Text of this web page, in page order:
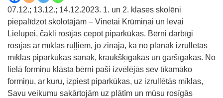
07.12.; 13.12.; 14.12.2023. 1. un 2. klases skolēni
piepalīdzot skolotājām – Vinetai Krūmiņai un Ievai
Lielupei, čakli rosījās cepot piparkūkas. Bērni darbīgi
rosījās ar mīklas ruļļiem, jo zināja, ka no plānāk izrullētas
mīklas piparkūkas sanāk, kraukšķīgākas un garšīgākas. No
lielā formiņu klāsta bērni paši izvēlējās sev tīkamāko
formiņu, ar kuru, izpiest piparkūkas, uz izrullētās mīklas,
Savu veikumu sakārtojām uz plātīm un mūsu rosīgās